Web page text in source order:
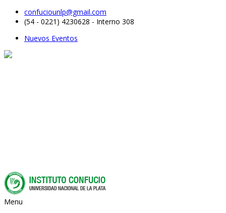
confuciounlp@gmail.com
(54 - 0221) 4230628 - Interno 308
Nuevos Eventos
Menu